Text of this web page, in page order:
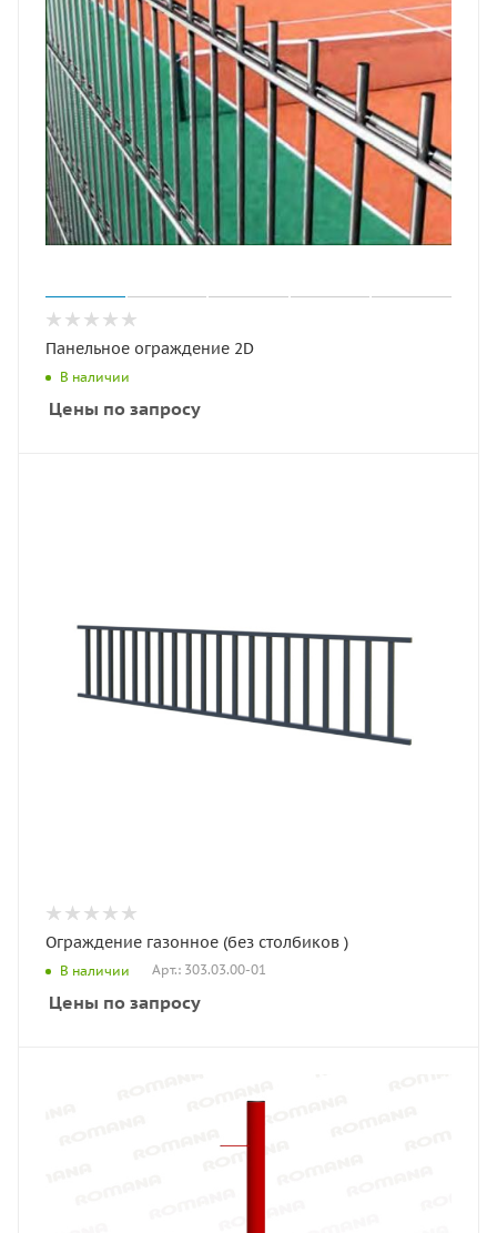
Панельное ограждение 2D
В наличии
Цены по запросу
Ограждение газонное (без столбиков )
В наличии Арт.: 303.03.00-01
Цены по запросу